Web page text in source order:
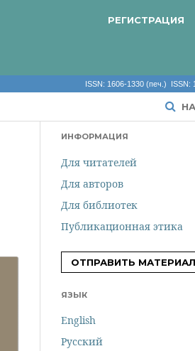
ISSN: 1606-1330 (печ.) ISSN:
РЕГИСТРАЦИЯ
ИНФОРМАЦИЯ
Для читателей
Для авторов
Для библиотек
Публикационная этика
ОТПРАВИТЬ МАТЕРИАЛ
ЯЗЫК
English
Русский